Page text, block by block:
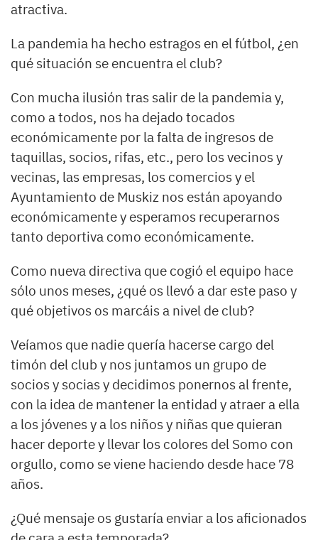
atractiva.
La pandemia ha hecho estragos en el fútbol, ¿en
qué situación se encuentra el club?
Con mucha ilusión tras salir de la pandemia y,
como a todos, nos ha dejado tocados
económicamente por la falta de ingresos de
taquillas, socios, rifas, etc., pero los vecinos y
vecinas, las empresas, los comercios y el
Ayuntamiento de Muskiz nos están apoyando
económicamente y esperamos recuperarnos
tanto deportiva como económicamente.
Como nueva directiva que cogió el equipo hace
sólo unos meses, ¿qué os llevó a dar este paso y
qué objetivos os marcáis a nivel de club?
Veíamos que nadie quería hacerse cargo del
timón del club y nos juntamos un grupo de
socios y socias y decidimos ponernos al frente,
con la idea de mantener la entidad y atraer a ella
a los jóvenes y a los niños y niñas que quieran
hacer deporte y llevar los colores del Somo con
orgullo, como se viene haciendo desde hace 78
años.
¿Qué mensaje os gustaría enviar a los aficionados